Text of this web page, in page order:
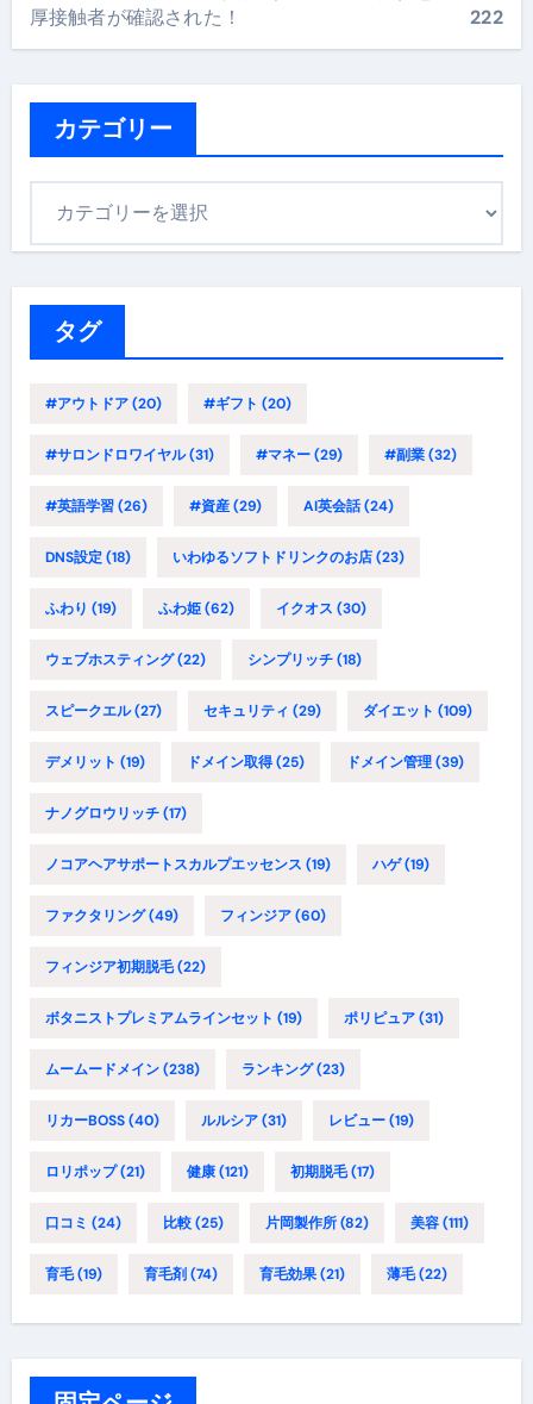
厚接触者が確認された！
222
カテゴリー
タグ
#アウトドア(20) #ギフト (20)
#サロンドロワイヤル(31) #マネー(29) #副業(32)
#英語学習(26) #資産(29) AI英会話(24)
DNS設定(18) いわゆるソフトドリンクのお店(23)
ふわり (19) ふわ姫(62) イクオス (30)
ウェブホスティング(22) シンプリッチ(18)
スピークエル(27) セキュリティ (29) ダイエット (109)
デメリット (19) ドメイン取得(25) ドメイン管理(39)
ナノグロウリッチ(17)
ノコアヘアサポートスカルプエッセンス (19) ハゲ(19)
ファクタリング(49) フィンジア(60)
フィンジア初期脱毛(22)
ボタニストプレミアムラインセット (19) ポリピュア(31)
ムームードメイン(238) ランキング(23)
リカーBOSS(40) ルルシア(31) レビュー(19)
ロリポップ(21) 健康(121) 初期脱毛(17)
口コミ (24) 比較(25) 片岡製作所(82) 美容(111)
育毛(19) 育毛剤 (74) 育毛効果(21) 薄毛(22)